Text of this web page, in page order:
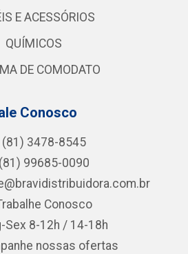
E ACESSÓRIOS
QUÍMICOS
DE COMODATO
Conosco
(81) 3478-8545
(81) 99685-0090
Conosco
Sex 8-12h / 14-18h
nossas ofertas